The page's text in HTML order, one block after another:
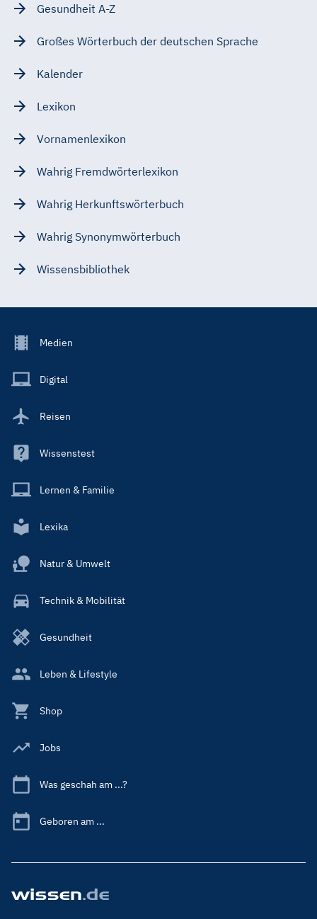
Gesundheit A-Z
Großes Wörterbuch der deutschen Sprache
Kalender
Lexikon
Vornamenlexikon
Wahrig Fremdwörterlexikon
Wahrig Herkunftswörterbuch
Wahrig Synonymwörterbuch
Wissensbibliothek
Footer
Main
Medien
Digital
Reisen
Wissenstest
Lernen & Familie
Lexika
Natur & Umwelt
Technik & Mobilität
Gesundheit
Leben & Lifestyle
Shop
Jobs
Was geschah am ...?
Geboren am ...